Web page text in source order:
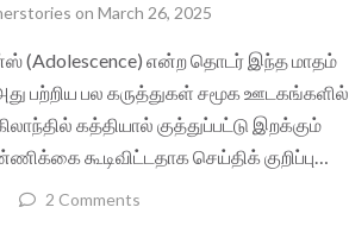
on March 26, 2025
(Adolescence) என்ற தொடர் இந்த மாதம்
பற்றிய பல கருத்துகள் சமூக ஊடகங்களில்
கத்தியால் குத்துப்பட்டு இறக்கும்
கூடிவிட்டதாக செய்திக் குறிப்பு…
2 Comments